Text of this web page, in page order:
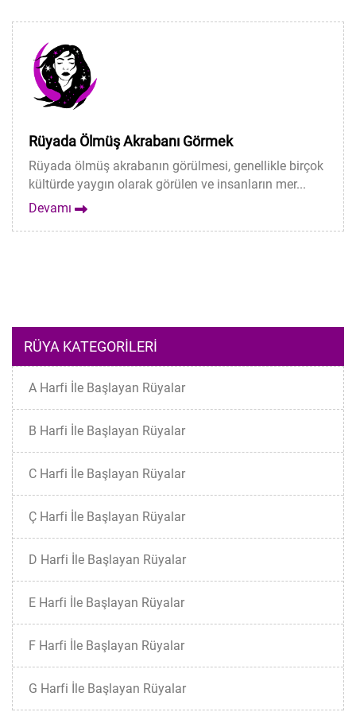
Rüyada Ölmüş Akrabanı Görmek
Rüyada ölmüş akrabanın görülmesi, genellikle birçok
kültürde yaygın olarak görülen ve insanların mer...
Devamı
RÜYA KATEGORILERI
A Harfi İle Başlayan Rüyalar
B Harfi İle Başlayan Rüyalar
C Harfi İle Başlayan Rüyalar
Ç Harfi İle Başlayan Rüyalar
D Harfi İle Başlayan Rüyalar
E Harfi İle Başlayan Rüyalar
F Harfi İle Başlayan Rüyalar
G Harfi İle Başlayan Rüyalar